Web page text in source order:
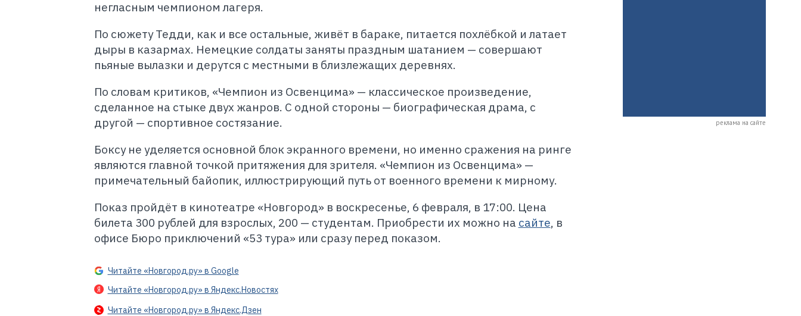
негласным чемпионом лагеря.
По сюжету Тедди, как и все остальные, живёт в бараке, питается похлёбкой и латает
дыры в казармах. Немецкие солдаты заняты праздным шатанием — совершают
пьяные вылазки и дерутся с местными в близлежащих деревнях.
По словам критиков, «Чемпион из Освенцима» — классическое произведение,
сделанное на стыке двух жанров. С одной стороны — биографическая драма, с
другой — спортивное состязание.
Боксу не уделяется основной блок экранного времени, но именно сражения на ринге
являются главной точкой притяжения для зрителя. «Чемпион из Освенцима» —
примечательный байопик, иллюстрирующий путь от военного времени к мирному.
Показ пройдёт в кинотеатре «Новгород» в воскресенье, 6 февраля, в 17:00. Цена
билета 300 рублей для взрослых, 200 — студентам. Приобрести их можно на сайте, в
офисе Бюро приключений «53 тура» или сразу перед показом.
Читайте «Новгород.ру» в Google
Читайте «Новгород.ру» в Яндекс.Новостях
Читайте «Новгород.ру» в Яндекс.Дзен
реклама на сайте